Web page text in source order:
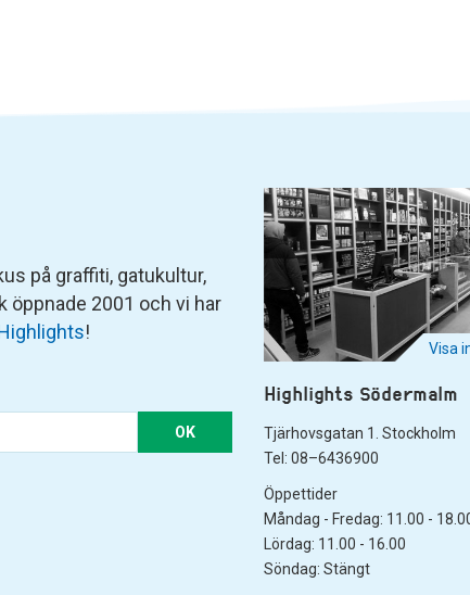
på graffiti, gatukultur,
öppnade 2001 och vi har
!
OK
Visa
Highlights Södermalm
Tjärhovsgatan 1. Stockholm
Tel: 08–6436900
Öppettider
Måndag - Fredag: 11.00 -
Lördag: 11.00 - 16.00
Söndag: Stängt